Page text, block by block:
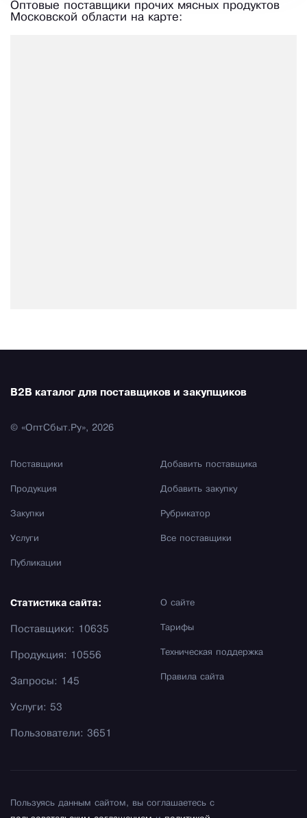
Оптовые поставщики прочих мясных продуктов
Московской области на карте:
B2B каталог для поставщиков и закупщиков
© «ОптСбыт.Ру», 2026
Поставщики
Продукция
Закупки
Услуги
Публикации
Добавить поставщика
Добавить закупку
Рубрикатор
Все поставщики
О сайте
Тарифы
Техническая поддержка
Правила сайта
Статистика сайта:
Поставщики: 10635
Продукция: 10556
Запросы: 145
Услуги: 53
Пользователи: 3651
Пользуясь данным сайтом, вы соглашаетесь с